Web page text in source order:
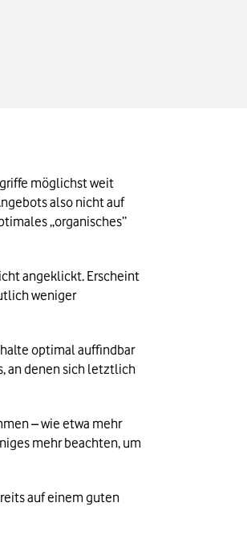
möglichst weit
also nicht auf
„organisches”
angeklickt. Erscheint
weniger
optimal auffindbar
an denen sich letztlich
– wie etwa mehr
mehr beachten, um
auf einem guten